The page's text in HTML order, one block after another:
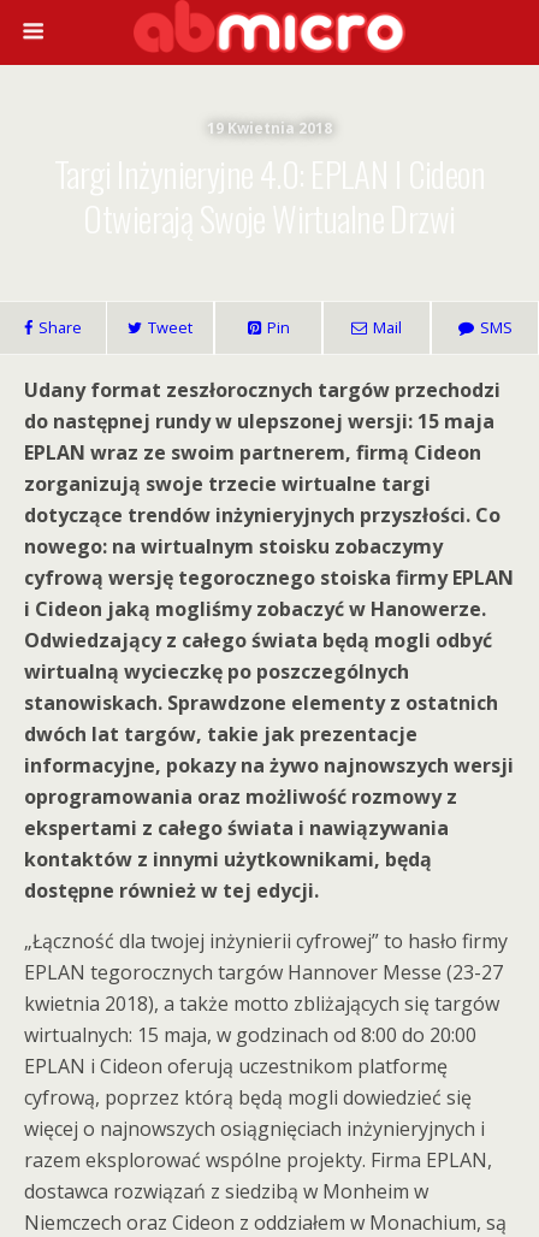
19 Kwietnia 2018
Share Tweet Pin Mail SMS
Udany format zeszłorocznych targów przechodzi
do następnej rundy w ulepszonej wersji: 15 maja
EPLAN wraz ze swoim partnerem, firmą Cideon
zorganizują swoje trzecie wirtualne targi
dotyczące trendów inżynieryjnych przyszłości. Co
nowego: na wirtualnym stoisku zobaczymy
cyfrową wersję tegorocznego stoiska firmy EPLAN
i Cideon jaką mogliśmy zobaczyć w Hanowerze.
Odwiedzający z całego świata będą mogli odbyć
wirtualną wycieczkę po poszczególnych
stanowiskach. Sprawdzone elementy z ostatnich
dwóch lat targów, takie jak prezentacje
informacyjne, pokazy na żywo najnowszych wersji
oprogramowania oraz możliwość rozmowy z
ekspertami z całego świata i nawiązywania
kontaktów z innymi użytkownikami, będą
dostępne również w tej edycji.
„Łączność dla twojej inżynierii cyfrowej” to hasło firmy
EPLAN tegorocznych targów Hannover Messe (23-27
kwietnia 2018), a także motto zbliżających się targów
wirtualnych: 15 maja, w godzinach od 8:00 do 20:00
EPLAN i Cideon oferują uczestnikom platformę
cyfrową, poprzez którą będą mogli dowiedzieć się
więcej o najnowszych osiągnięciach inżynieryjnych i
razem eksplorować wspólne projekty. Firma EPLAN,
dostawca rozwiązań z siedzibą w Monheim w
Niemczech oraz Cideon z oddziałem w Monachium, są